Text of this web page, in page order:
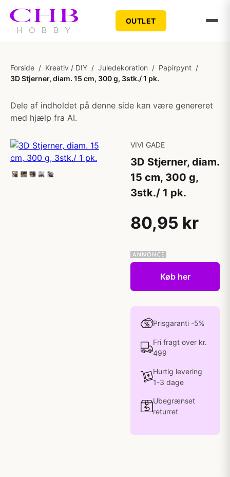
OUTLET
Forside / Kreativ / DIY / Juledekoration / Papirpynt /
3D Stjerner, diam. 15 cm, 300 g, 3stk./ 1 pk.
Dele af indholdet på denne side kan være genereret
med hjælp fra AI.
VIVI GADE
3D Stjerner, diam.
15 cm, 300 g,
3stk./ 1 pk.
80,95 kr
Køb her
Prisgaranti -5%
Fri fragt over kr.
499
Hurtig levering
1-3 dage
Ubegrænset
returret